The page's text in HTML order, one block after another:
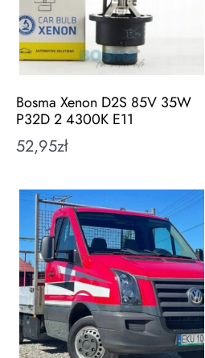
Bosma Xenon D2S 85V 35W
P32D 2 4300K E11
52,95zł